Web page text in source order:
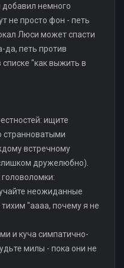
немного
не просто фон - петь
Люси может спасти
да, петь против
"как выжить в
ищите
странноватыми
встречному
дружелюбно).
неожиданные
"аааа, почему я не
и куча симпатично-
милы - пока они не